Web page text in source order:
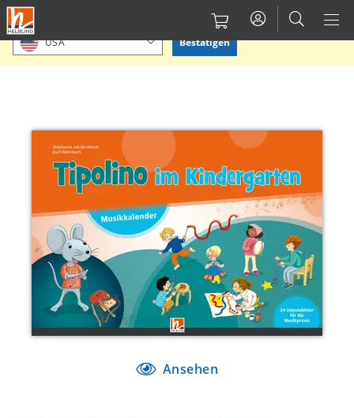
Direkt
zum
Inhalt
Bitte Standort bestätigen oder einen anderen auswählen.
USA Bestätigen
Ansehen